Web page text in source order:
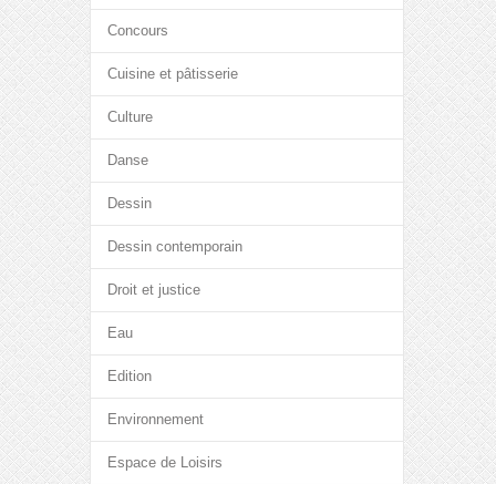
Concours
Cuisine et pâtisserie
Culture
Danse
Dessin
Dessin contemporain
Droit et justice
Eau
Edition
Environnement
Espace de Loisirs